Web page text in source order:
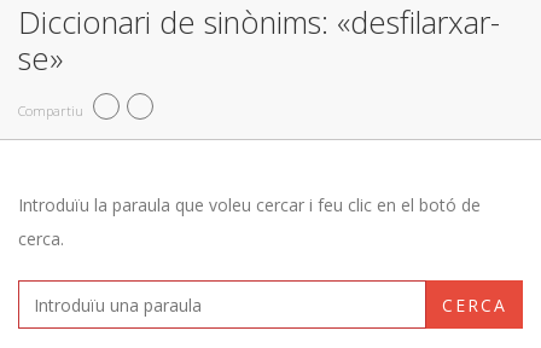
Diccionari de sinònims: «desfilarxar-
se»
Compartiu
Introduïu la paraula que voleu cercar i feu clic en el botó de
cerca.
CERCA